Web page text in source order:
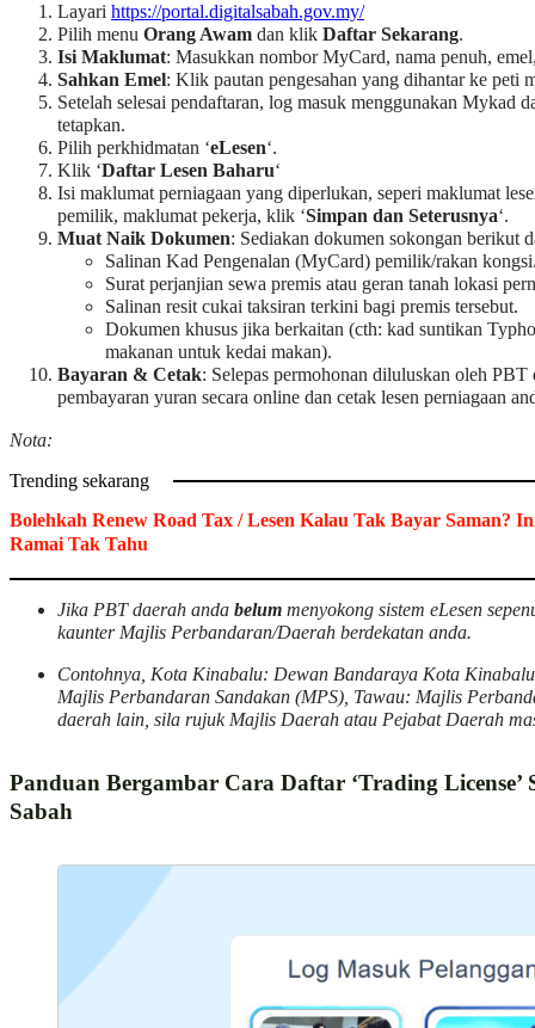
Layari https://portal.digitalsabah.gov.my/
Pilih menu Orang Awam dan klik Daftar Sekarang.
Isi Maklumat: Masukkan nombor MyCard, nama penuh,
Sahkan Emel: Klik pautan pengesahan yang dihantar ke peti
Setelah selesai pendaftaran, log masuk menggunakan Mykad
tetapkan.
Pilih perkhidmatan ‘eLesen‘.
Klik ‘Daftar Lesen Baharu‘
Isi maklumat perniagaan yang diperlukan, seperi maklumat
pemilik, maklumat pekerja, klik ‘Simpan dan Seterusnya‘.
Muat Naik Dokumen: Sediakan dokumen sokongan berikut
Salinan Kad Pengenalan (MyCard) pemilik/rakan
Surat perjanjian sewa premis atau geran tanah lokasi
Salinan resit cukai taksiran terkini bagi premis tersebut.
Dokumen khusus jika berkaitan (cth: kad suntikan
makanan untuk kedai makan).
Bayaran & Cetak: Selepas permohonan diluluskan oleh PBT
pembayaran yuran secara online dan cetak lesen perniagaan
Nota:
Trending sekarang
Bolehkah Renew Road Tax / Lesen Kalau Tak Bayar Saman?
Ramai Tak Tahu
Jika PBT daerah anda belum menyokong sistem eLesen
kaunter Majlis Perbandaran/Daerah berdekatan anda.
Contohnya, Kota Kinabalu: Dewan Bandaraya Kota
Majlis Perbandaran Sandakan (MPS), Tawau: Majlis
daerah lain, sila rujuk Majlis Daerah atau Pejabat Daerah
Panduan Bergambar Cara Daftar ‘Trading License’
Sabah